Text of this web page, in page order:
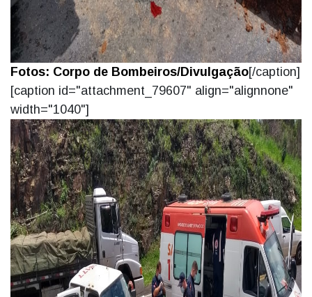
Fotos: Corpo de Bombeiros/Divulgação[/caption]
[caption id="attachment_79607" align="alignnone"
width="1040"]